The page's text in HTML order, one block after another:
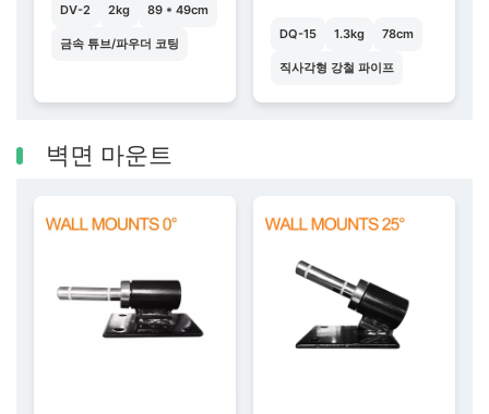
DV-2 2kg 89 * 49cm
금속 튜브/파우더 코팅
DQ-15 1.3kg 78cm
직사각형 강철 파이프
벽면 마운트